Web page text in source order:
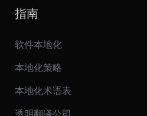
指南
软件本地化
本地化策略
本地化术语表
透明翻译公司